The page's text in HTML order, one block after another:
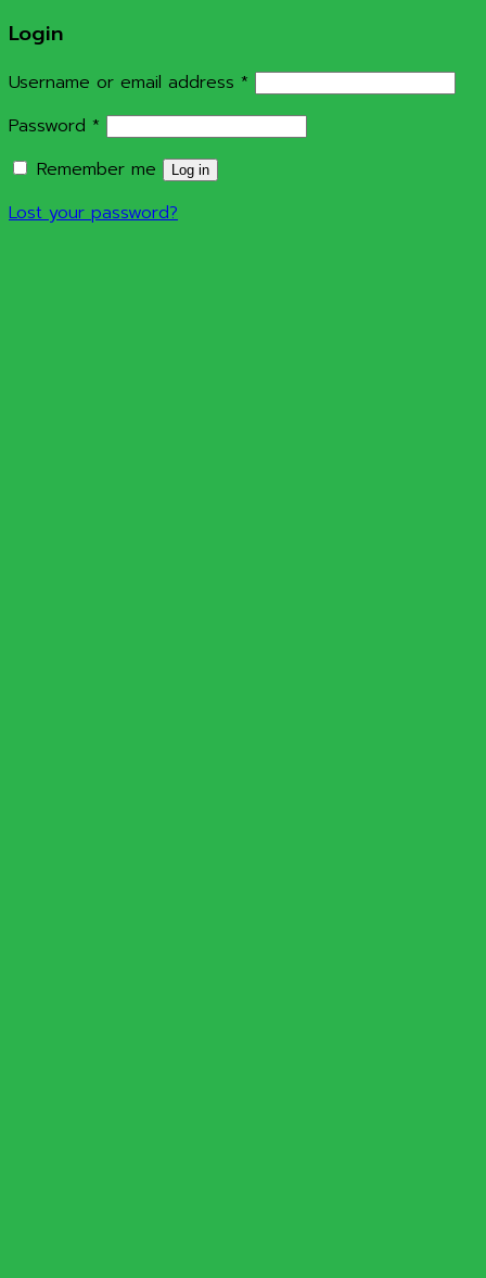
Login
Username or email address * Required
Password * Required
Remember me
Log in
Lost your password?